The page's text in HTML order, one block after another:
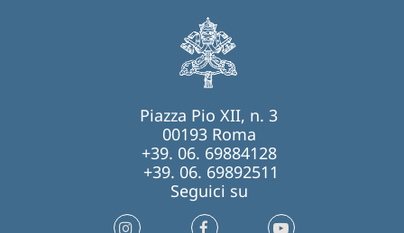
Piazza Pio XII, n. 3
00193 Roma
+39. 06. 69884128
+39. 06. 69892511
Seguici su